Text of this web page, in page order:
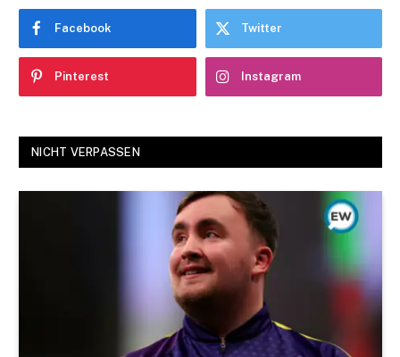
Facebook Twitter
Pinterest Instagram
NICHT VERPASSEN